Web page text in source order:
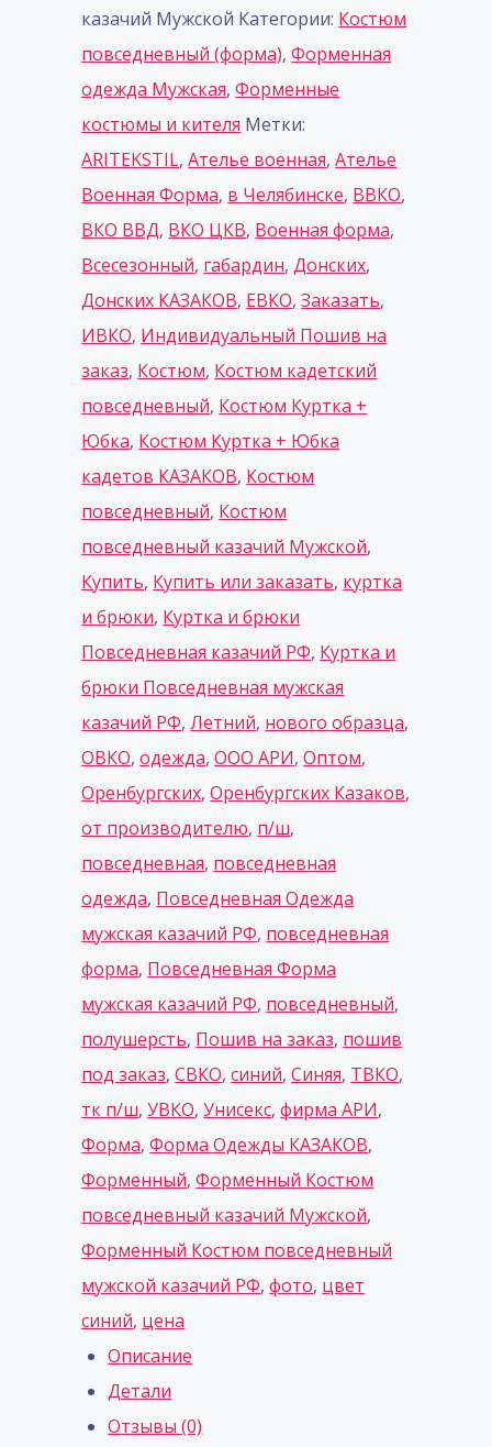
казачий Мужской Категории: Костюм
повседневный (форма),Форменная
одежда Мужская,Форменные
костюмы и кителя Метки:
ARITEKSTIL,Ателье военная,Ателье
Военная Форма, в Челябинске, ВВКО,
ВКО ВВД, ВКО ЦКВ, Военная форма,
Всесезонный, габардин,Донских,
Донских КАЗАКОВ, ЕВКО,Заказать,
ИВКО, Индивидуальный Пошив на
заказ, Костюм, Костюм кадетский
повседневный, Костюм Куртка +
Юбка, Костюм Куртка + Юбка
кадетов КАЗАКОВ, Костюм
повседневный, Костюм
повседневный казачий Мужской,
Купить, Купить или заказать, куртка
и брюки, Куртка и брюки
Повседневная казачий РФ, Куртка и
брюки Повседневная мужская
казачий РФ,Летний, нового образца,
ОВКО,одежда,ООО АРИ,Оптом,
Оренбургских,Оренбургских Казаков,
от производителю, п/ш,
повседневная, повседневная
одежда, Повседневная Одежда
мужская казачий РФ, повседневная
форма, Повседневная Форма
мужская казачий РФ, повседневный,
полушерсть, Пошив на заказ, пошив
под заказ,СВКО,синий,Синяя, ТВКО,
тк п/ш,УВКО,Унисекс,фирма АРИ,
Форма,Форма Одежды КАЗАКОВ,
Форменный,Форменный Костюм
повседневный казачий Мужской,
Форменный Костюм повседневный
мужской казачий РФ,фото, цвет
синий, цена
Описание
Детали
Отзывы (0)